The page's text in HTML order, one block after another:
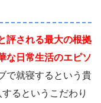
評される最大の根拠
な日常生活のエピソ
で就寝するという貴
るというこだわり